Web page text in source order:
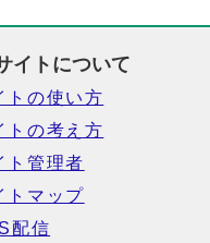
イトについて
トの使い方
トの考え方
ト管理者
トマップ
配信